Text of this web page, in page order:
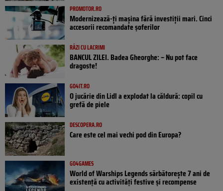
PROMOTOR.RO
Modernizează-ți mașina fără investiții mari. Cinci
accesorii recomandate șoferilor
RÂZI CU LACRIMI
BANCUL ZILEI. Badea Gheorghe: – Nu pot face
dragoste!
GO4IT.RO
O jucărie din Lidl a explodat la căldură: copil cu
grefă de piele
DESCOPERA.RO
Care este cel mai vechi pod din Europa?
GO4GAMES
World of Warships Legends sărbătorește 7 ani de
existență cu activități festive și recompense